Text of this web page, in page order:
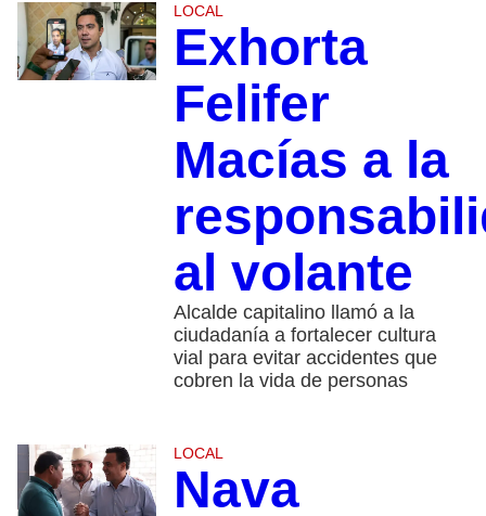
LOCAL
Exhorta
Felifer
Macías a la
al volante
Alcalde capitalino llamó a la
ciudadanía a fortalecer cultura
vial para evitar accidentes que
cobren la vida de personas
LOCAL
Nava